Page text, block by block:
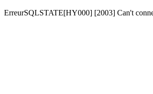
ErreurSQLSTATE[HY000] [2003] Can't